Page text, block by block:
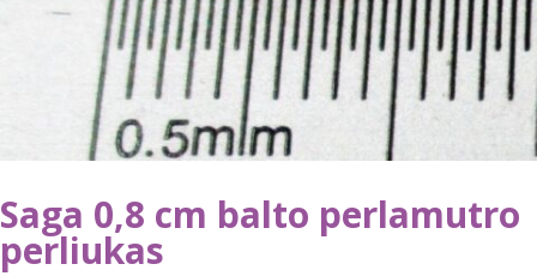
Saga 0,8 cm balto perlamutro
perliukas